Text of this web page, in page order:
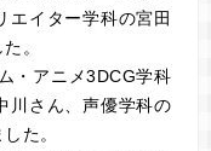
エイター学科の宮田
。
・アニメ3DCG学科
川さん、声優学科の
た。